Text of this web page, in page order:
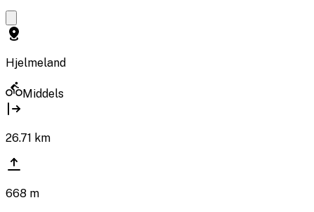
Hjelmeland
Middels
26.71 km
668 m